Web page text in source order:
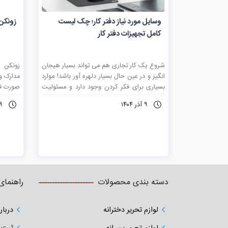
وسایل مورد نیاز دفتر کار؛ چک لیست
کامل تجهیزات دفتر کار
شروع یک کار تجاری هم می تواند بسیار هیجان
انگیز و در عین حال بسیار دلهره آور باشد! موارد
بسیاری برای فکر کردن وجود دارد و مسئولیت
به فکر تهیه لیست وسایل مورد نیاز دفتر کار
۹ آذر ۱۴۰۴
مدارک
صورت
شما
۹ آذر ۱۴۰۴
دسته بندی محصولات
لوازم تحریر دخترانه